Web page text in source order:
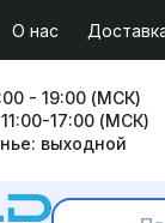
О нас
- 19:00 (МСК)
17:00 (МСК)
выходной